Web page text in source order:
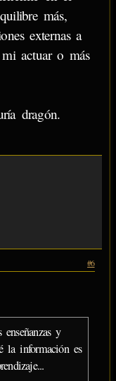
más,
externas a
actuar o más
dragón.
#6
y
la información es